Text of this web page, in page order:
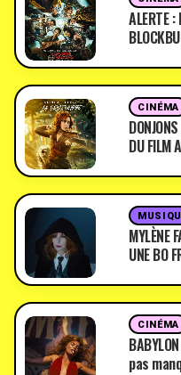
ALERTE :
CINÉMA
DU FILM
MYLÈNE
UNE BO
CINÉMA
pas